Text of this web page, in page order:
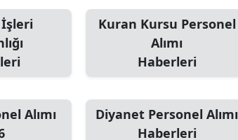
Erzincan
Eskişehir
Gaziantep
Kuran Kursu Personel
Alımı
Haberleri
Alımı
Diyanet Personel Alımı
Haberleri